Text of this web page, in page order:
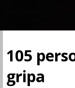
105
gripa